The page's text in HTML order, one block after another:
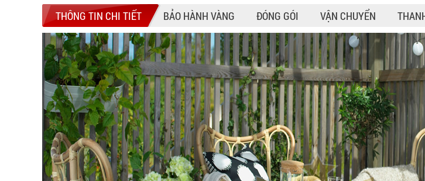
THÔNG TIN CHI TIẾT BẢO HÀNH VÀNG ĐÓNG GÓI VẬN CHUYỂN